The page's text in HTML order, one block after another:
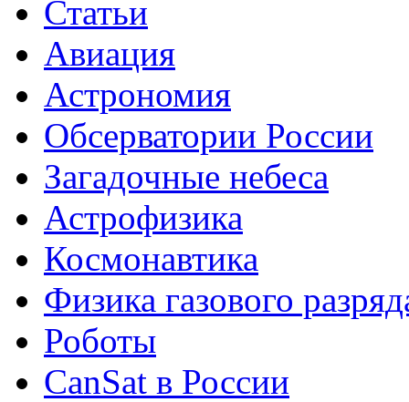
Статьи
Авиация
Астрономия
Обсерватории России
Загадочные небеса
Астрофизика
Космонавтика
Физика газового
Роботы
CanSat в России